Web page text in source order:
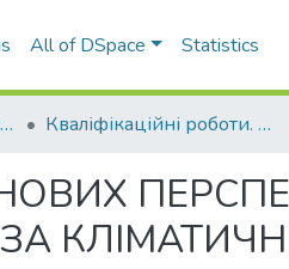
All of DSpace Statistics
Навчально-науковий інститут агротехнологій, селекції та екології Кваліфікаційні роботи. ННІ агротехнологій, селекції та екології
ЗА